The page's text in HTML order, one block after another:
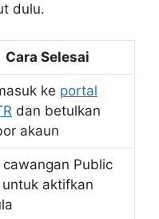
dulu.
Cara Selesai
ke portal
dan betulkan
akaun
cawangan Public
untuk aktifkan